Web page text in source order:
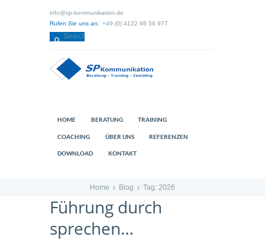
info@sp-kommunikation.de
Rufen Sie uns an: +49 (0) 4122 98 56 977
HOME BERATUNG TRAINING
COACHING ÜBER UNS REFERENZEN
DOWNLOAD KONTAKT
Home Blog Tag: 2026
Führung durch
sprechen…